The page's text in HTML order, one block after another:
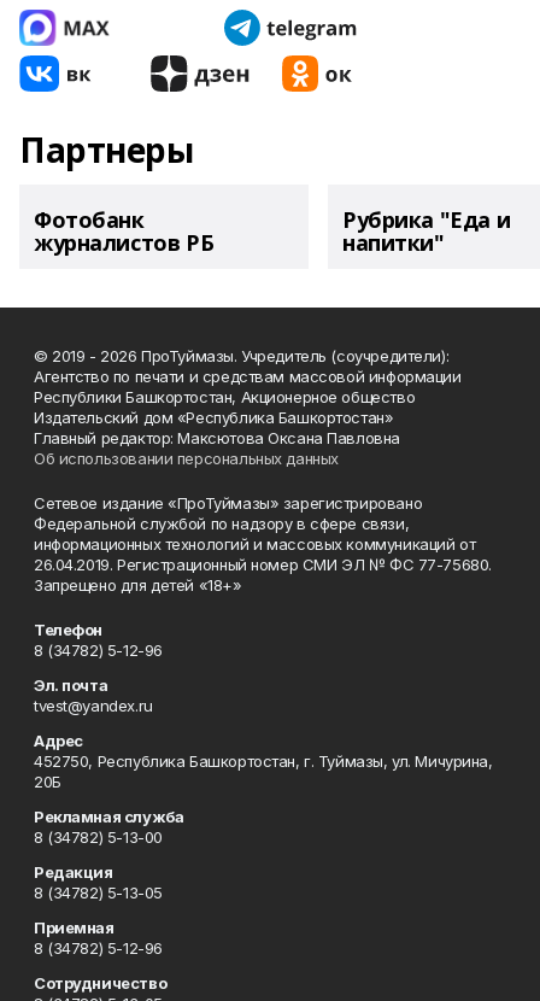
Партнеры
Фотобанк
журналистов РБ
Рубрика "Еда и
напитки"
© 2019 - 2026 ПроТуймазы. Учредитель (соучредители):
Агентство по печати и средствам массовой информации
Республики Башкортостан, Акционерное общество
Издательский дом «Республика Башкортостан»
Главный редактор: Максютова Оксана Павловна
Об использовании персональных данных
Сетевое издание «ПроТуймазы» зарегистрировано
Федеральной службой по надзору в сфере связи,
информационных технологий и массовых коммуникаций от
26.04.2019. Регистрационный номер СМИ ЭЛ № ФС 77-75680.
Запрещено для детей «18+»
Телефон
8 (34782) 5-12-96
Эл. почта
tvest@yandex.ru
Адрес
452750, Республика Башкортостан, г. Туймазы, ул. Мичурина,
20Б
Рекламная служба
8 (34782) 5-13-00
Редакция
8 (34782) 5-13-05
Приемная
8 (34782) 5-12-96
Сотрудничество